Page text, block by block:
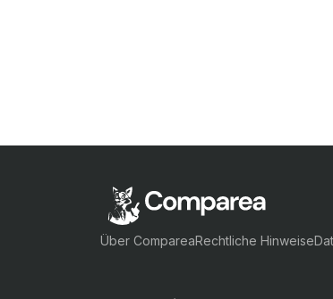
Über CompareaRechtliche Hinweise